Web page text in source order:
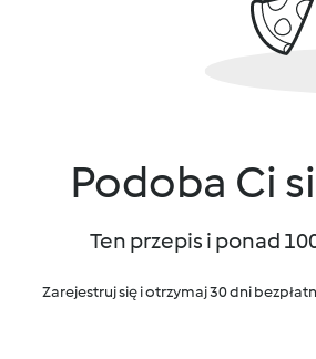
Podoba Ci
Ten przepis i ponad
Zarejestruj się i otrzymaj 30 dni